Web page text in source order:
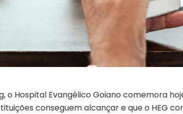
o Hospital Evangélico Goiano comemora
conseguem alcançar e que o HEG